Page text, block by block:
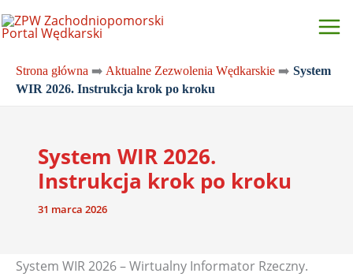
do
Strona główna ➡️ Aktualne Zezwolenia Wędkarskie ➡️ System
WIR 2026. Instrukcja krok po kroku
System WIR 2026.
Instrukcja krok po kroku
31 marca 2026
System WIR 2026 – Wirtualny Informator Rzeczny.